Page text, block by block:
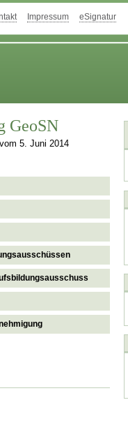
Impressum eSignatur
GeoSN
5. Juni 2014